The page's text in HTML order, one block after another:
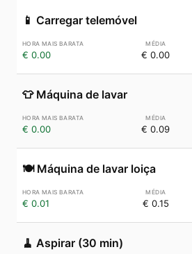
📱 Carregar telemóvel
€ 0.00 € 0.00
👕 Máquina de lavar
€ 0.00 € 0.09
🍽️ Máquina de lavar loiça
€ 0.01 € 0.15
🧹 Aspirar (30 min)